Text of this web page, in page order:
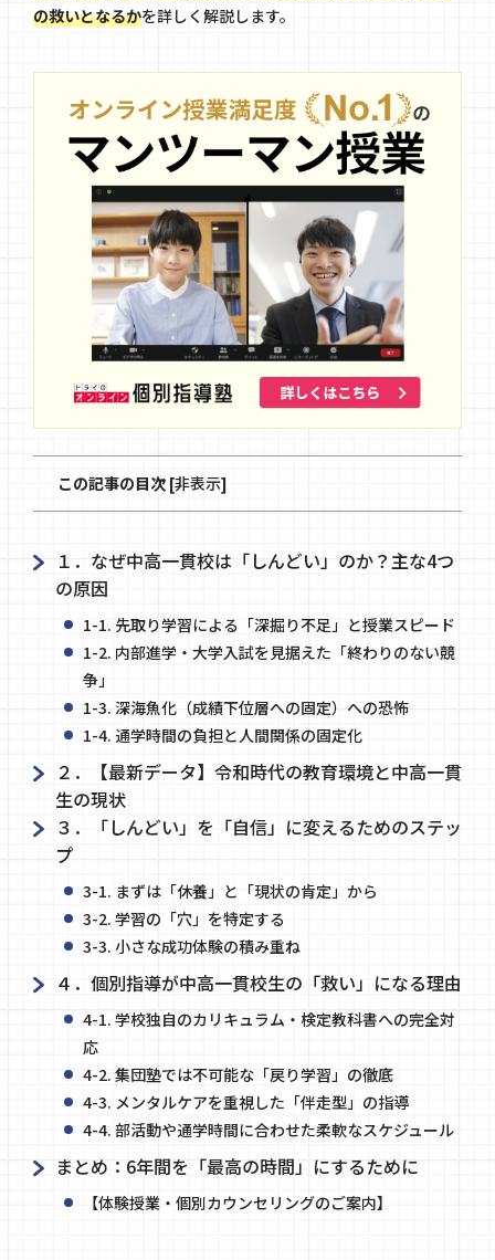
の救いとなるかを詳しく解説します。
この記事の目次 [非表示]
１．なぜ中高一貫校は「しんどい」のか？主な4つ
の原因
1-1. 先取り学習による「深掘り不足」と授業スピード
1-2. 内部進学・大学入試を見据えた「終わりのない競
争」
1-3. 深海魚化（成績下位層への固定）への恐怖
1-4. 通学時間の負担と人間関係の固定化
２．【最新データ】令和時代の教育環境と中高一貫
生の現状
３．「しんどい」を「自信」に変えるためのステッ
プ
3-1. まずは「休養」と「現状の肯定」から
3-2. 学習の「穴」を特定する
3-3. 小さな成功体験の積み重ね
４．個別指導が中高一貫校生の「救い」になる理由
4-1. 学校独自のカリキュラム・検定教科書への完全対
応
4-2. 集団塾では不可能な「戻り学習」の徹底
4-3. メンタルケアを重視した「伴走型」の指導
4-4. 部活動や通学時間に合わせた柔軟なスケジュール
まとめ：6年間を「最高の時間」にするために
【体験授業・個別カウンセリングのご案内】